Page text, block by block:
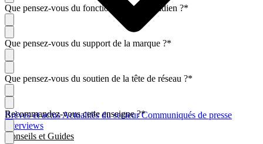
Brèves et actusActualités du secteurCommuniqués de presse
Interviews
Conseils et Guides
Que pensez-vous du fonctionnement quotidien ?*
Que pensez-vous du support de la marque ?*
Que pensez-vous du soutien de la tête de réseau ?*
Recommandez-vous cette enseigne ?*